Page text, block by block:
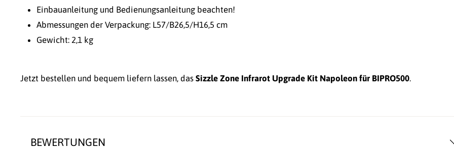
Einbauanleitung und Bedienungsanleitung beachten!
Abmessungen der Verpackung: L57/B26,5/H16,5 cm
Gewicht: 2,1 kg
Jetzt bestellen und bequem liefern lassen, das Sizzle Zone Infrarot Upgrade Kit Napoleon für BIPRO500.
BEWERTUNGEN